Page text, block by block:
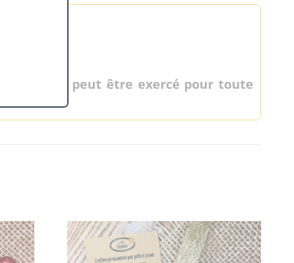
ne peut être exercé pour toute